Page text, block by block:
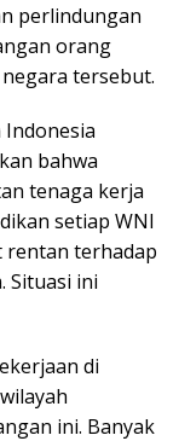
perlindungan
orang
tersebut.
bahwa
tenaga kerja
setiap WNI
rentan terhadap
Situasi ini
di
ini. Banyak